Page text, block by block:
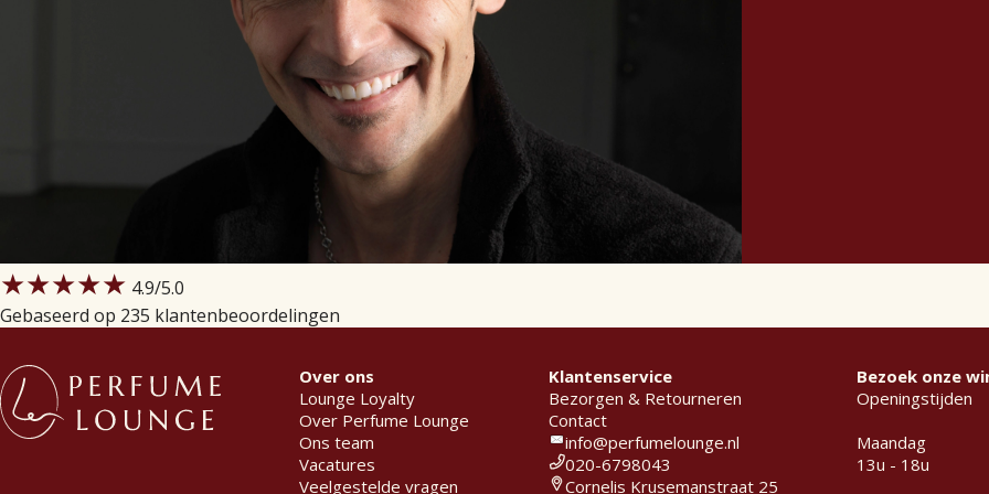
★★★★★ 4.9/5.0
Gebaseerd op 235 klantenbeoordelingen
Over ons
Lounge Loyalty
Over Perfume Lounge
Ons team
Vacatures
Veelgestelde vragen
Klantenservice
Bezorgen & Retourneren
Contact
info@perfumelounge.nl
020-6798043
Cornelis Krusemanstraat 25
Bezoek onze
Openingstijden
Maandag
13u - 18u